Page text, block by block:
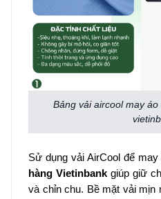
Bảng vải aircool may
Sử dụng vải AirCool để may
hàng Vietinbank giúp giữ
và chỉn chu. Bề mặt vải mịn